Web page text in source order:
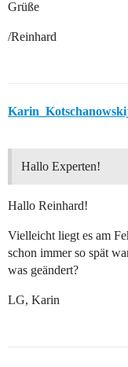
Grüße
/Reinhard
Hallo Experten!
Hallo Reinhard!
Vielleicht liegt es am
schon immer so spät
was geändert?
LG, Karin